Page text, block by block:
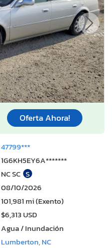
Oferta Ahora!
47799***
1G6KH5EY6A*******
NC SC S
08/10/2026
101,981 mi (Exento)
$6,313 USD
Agua / Inundación
Lumberton, NC